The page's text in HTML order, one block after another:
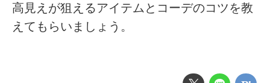
高見えが狙えるアイテムとコーデのコツを教
えてもらいましょう。